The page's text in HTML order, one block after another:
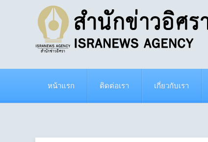
หน้าแรก ติดต่อเรา เกี่ยวกับเรา